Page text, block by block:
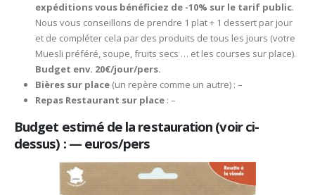
expéditions vous bénéficiez de -10% sur le tarif public.
Nous vous conseillons de prendre 1 plat + 1 dessert par jour
et de compléter cela par des produits de tous les jours (votre
Muesli préféré, soupe, fruits secs … et les courses sur place).
Budget env. 20€/jour/pers.
Bières sur place(un repère comme un autre) : –
Repas Restaurant sur place: –
Budget estimé de la restauration (voir ci-
dessus) : — euros/pers